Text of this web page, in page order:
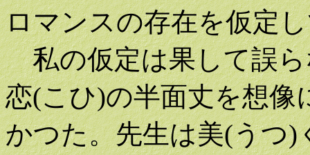
ロマンスの存在を仮定
私の仮定は果して誤ら
恋(こひ)の半面丈を想像
かつた。先生は美(うつ